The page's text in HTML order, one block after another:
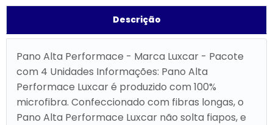
Descrição
Pano Alta Performace - Marca Luxcar - Pacote
com 4 Unidades Informações: Pano Alta
Performace Luxcar é produzido com 100%
microfibra. Confeccionado com fibras longas, o
Pano Alta Performace Luxcar não solta fiapos, e